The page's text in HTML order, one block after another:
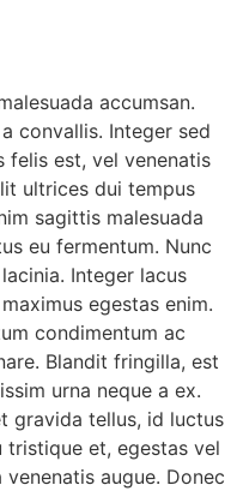
accumsan.
convallis. Integer sed
felis est, vel venenatis
ultrices dui tempus
sagittis malesuada
eu fermentum. Nunc
Integer lacus
egestas enim.
condimentum ac
Blandit fringilla, est
urna neque a ex.
gravida tellus, id luctus
tristique et, egestas vel
augue. Donec